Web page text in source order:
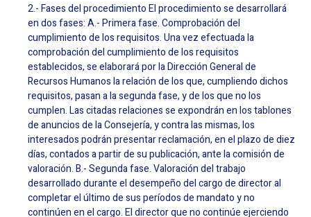
2.- Fases del procedimiento El procedimiento se desarrollará
en dos fases: A.- Primera fase. Comprobación del
cumplimiento de los requisitos. Una vez efectuada la
comprobación del cumplimiento de los requisitos
establecidos, se elaborará por la Dirección General de
Recursos Humanos la relación de los que, cumpliendo dichos
requisitos, pasan a la segunda fase, y de los que no los
cumplen. Las citadas relaciones se expondrán en los tablones
de anuncios de la Consejería, y contra las mismas, los
interesados podrán presentar reclamación, en el plazo de diez
días, contados a partir de su publicación, ante la comisión de
valoración. B.- Segunda fase. Valoración del trabajo
desarrollado durante el desempeño del cargo de director al
completar el último de sus períodos de mandato y no
continúen en el cargo. El director que no continúe ejerciendo